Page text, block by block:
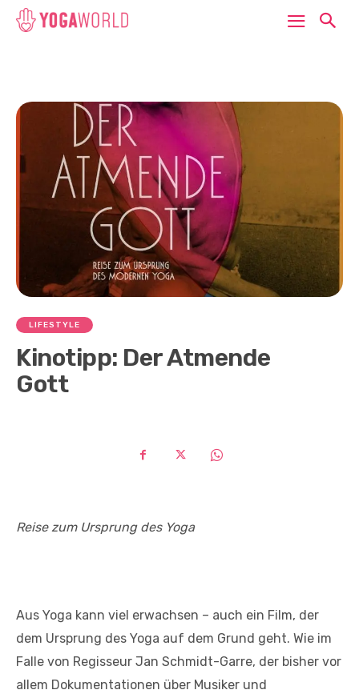
LIFESTYLE
Kinotipp: Der Atmende
Gott
Reise zum Ursprung des Yoga
Aus Yoga kann viel erwachsen – auch ein Film, der
dem Ursprung des Yoga auf dem Grund geht. Wie im
Falle von Regisseur Jan Schmidt-Garre, der bisher vor
allem Dokumentationen über Musiker und